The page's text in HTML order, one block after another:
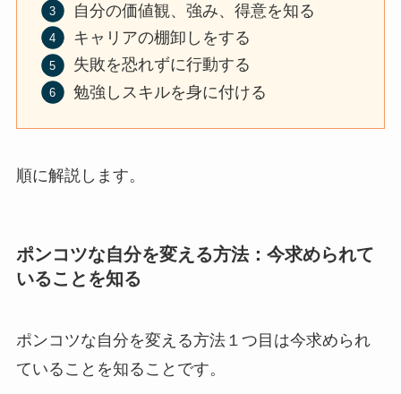
自分の価値観、強み、得意を知る
キャリアの棚卸しをする
失敗を恐れずに行動する
勉強しスキルを身に付ける
順に解説します。
ポンコツな自分を変える方法：今求められて
いることを知る
ポンコツな自分を変える方法１つ目は今求められ
ていることを知ることです。